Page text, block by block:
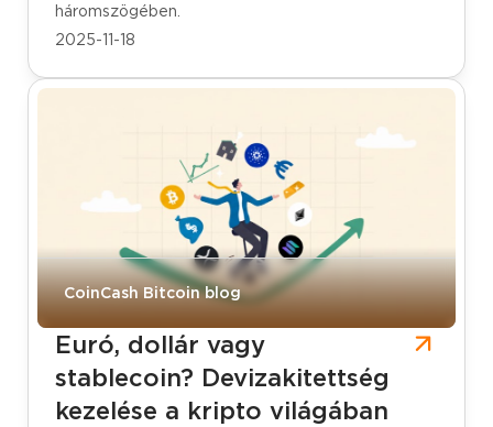
háromszögében.
2025-11-18
CoinCash Bitcoin blog
Euró, dollár vagy
stablecoin? Devizakitettség
kezelése a kripto világában